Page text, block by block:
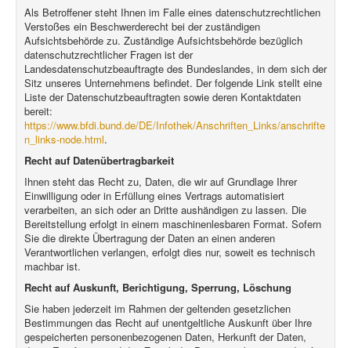
Als Betroffener steht Ihnen im Falle eines datenschutzrechtlichen
Verstoßes ein Beschwerderecht bei der zuständigen
Aufsichtsbehörde zu. Zuständige Aufsichtsbehörde bezüglich
datenschutzrechtlicher Fragen ist der
Landesdatenschutzbeauftragte des Bundeslandes, in dem sich der
Sitz unseres Unternehmens befindet. Der folgende Link stellt eine
Liste der Datenschutzbeauftragten sowie deren Kontaktdaten
bereit:
https://www.bfdi.bund.de/DE/Infothek/Anschriften_Links/anschrifte
n_links-node.html.
Recht auf Datenübertragbarkeit
Ihnen steht das Recht zu, Daten, die wir auf Grundlage Ihrer
Einwilligung oder in Erfüllung eines Vertrags automatisiert
verarbeiten, an sich oder an Dritte aushändigen zu lassen. Die
Bereitstellung erfolgt in einem maschinenlesbaren Format. Sofern
Sie die direkte Übertragung der Daten an einen anderen
Verantwortlichen verlangen, erfolgt dies nur, soweit es technisch
machbar ist.
Recht auf Auskunft, Berichtigung, Sperrung, Löschung
Sie haben jederzeit im Rahmen der geltenden gesetzlichen
Bestimmungen das Recht auf unentgeltliche Auskunft über Ihre
gespeicherten personenbezogenen Daten, Herkunft der Daten,